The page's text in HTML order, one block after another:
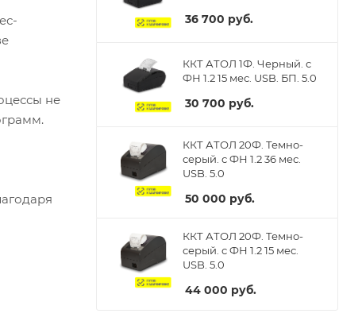
не
36 700 руб.
ККТ АТОЛ 1Ф. Черный. с
ФН 1.2 15 мес. USB. БП. 5.0
30 700 руб.
ККТ АТОЛ 20Ф. Темно-
серый. с ФН 1.2 36 мес.
USB. 5.0
50 000 руб.
ККТ АТОЛ 20Ф. Темно-
серый. с ФН 1.2 15 мес.
USB. 5.0
44 000 руб.